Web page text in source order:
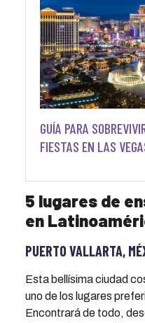
GUÍA PARA
FIESTAS EN LAS
5 lugares de
en
PUERTO VALLARTA,
Esta bellísima ciudad
uno de los lugares
Encontrará de todo,